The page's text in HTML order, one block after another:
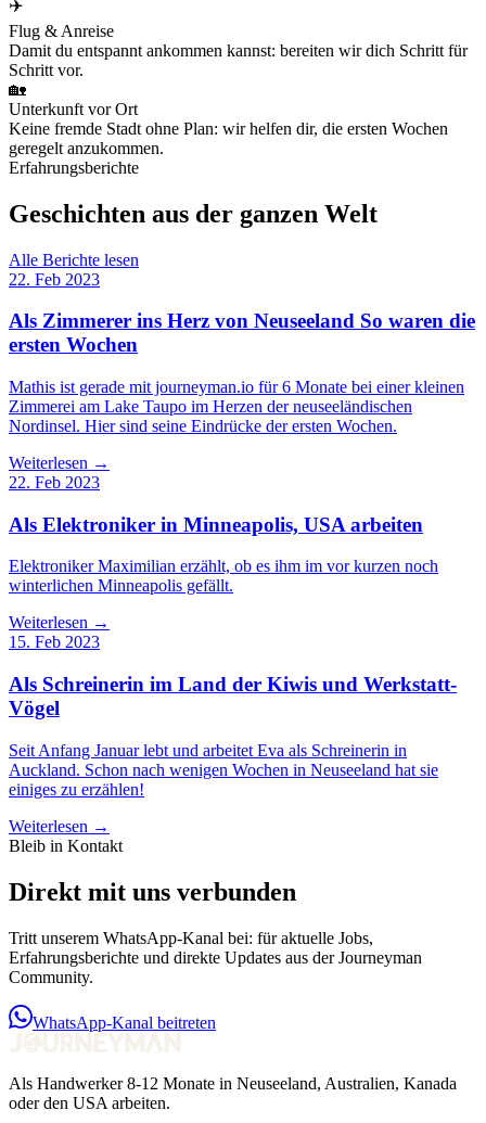
✈️
Flug & Anreise
Damit du entspannt ankommen kannst: bereiten wir dich Schritt für
Schritt vor.
🏡
Unterkunft vor Ort
Keine fremde Stadt ohne Plan: wir helfen dir, die ersten Wochen
geregelt anzukommen.
Erfahrungsberichte
Geschichten aus der ganzen Welt
Alle Berichte lesen
22. Feb 2023
Als Zimmerer ins Herz von Neuseeland So waren die
ersten Wochen
Mathis ist gerade mit journeyman.io für 6 Monate bei einer kleinen
Zimmerei am Lake Taupo im Herzen der neuseeländischen
Nordinsel. Hier sind seine Eindrücke der ersten Wochen.
Weiterlesen →
22. Feb 2023
Als Elektroniker in Minneapolis, USA arbeiten
Elektroniker Maximilian erzählt, ob es ihm im vor kurzen noch
winterlichen Minneapolis gefällt.
Weiterlesen →
15. Feb 2023
Als Schreinerin im Land der Kiwis und Werkstatt-
Vögel
Seit Anfang Januar lebt und arbeitet Eva als Schreinerin in
Auckland. Schon nach wenigen Wochen in Neuseeland hat sie
einiges zu erzählen!
Weiterlesen →
Bleib in Kontakt
Direkt mit uns verbunden
Tritt unserem WhatsApp-Kanal bei: für aktuelle Jobs,
Erfahrungsberichte und direkte Updates aus der Journeyman
Community.
WhatsApp-Kanal beitreten
Als Handwerker 8-12 Monate in Neuseeland, Australien, Kanada
oder den USA arbeiten.